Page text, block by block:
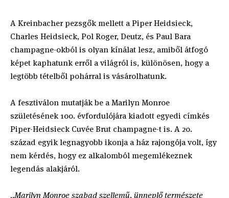
A Kreinbacher pezsgők mellett a Piper Heidsieck,
Charles Heidsieck, Pol Roger, Deutz, és Paul Bara
champagne-okból is olyan kínálat lesz, amiből átfogó
képet kaphatunk erről a világról is, különösen, hogy a
legtöbb tételből pohárral is vásárolhatunk.
A fesztiválon mutatják be a Marilyn Monroe
születésének 100. évfordulójára kiadott egyedi címkés
Piper-Heidsieck Cuvée Brut champagne-t is. A 20.
század egyik legnagyobb ikonja a ház rajongója volt, így
nem kérdés, hogy ez alkalomból megemlékeznek
legendás alakjáról.
„Marilyn Monroe szabad szellemű, ünneplő természete